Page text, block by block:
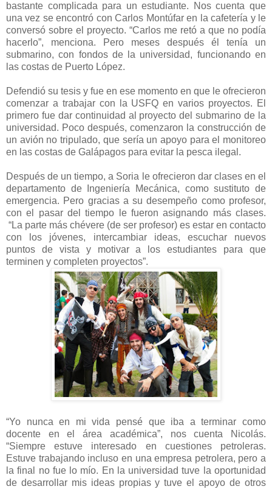
bastante complicada para un estudiante. Nos cuenta que
una vez se encontró con Carlos Montúfar en la cafetería y le
conversó sobre el proyecto. “Carlos me retó a que no podía
hacerlo”, menciona. Pero meses después él tenía un
submarino, con fondos de la universidad, funcionando en
las costas de Puerto López.
Defendió su tesis y fue en ese momento en que le ofrecieron
comenzar a trabajar con la USFQ en varios proyectos. El
primero fue dar continuidad al proyecto del submarino de la
universidad. Poco después, comenzaron la construcción de
un avión no tripulado, que sería un apoyo para el monitoreo
en las costas de Galápagos para evitar la pesca ilegal.
Después de un tiempo, a Soria le ofrecieron dar clases en el
departamento de Ingeniería Mecánica, como sustituto de
emergencia. Pero gracias a su desempeño como profesor,
con el pasar del tiempo le fueron asignando más clases.
“La parte más chévere (de ser profesor) es estar en contacto
con los jóvenes, intercambiar ideas, escuchar nuevos
puntos de vista y motivar a los estudiantes para que
terminen y completen proyectos”.
“Yo nunca en mi vida pensé que iba a terminar como
docente en el área académica”, nos cuenta Nicolás.
“Siempre estuve interesado en cuestiones petroleras.
Estuve trabajando incluso en una empresa petrolera, pero a
la final no fue lo mío. En la universidad tuve la oportunidad
de desarrollar mis ideas propias y tuve el apoyo de otros